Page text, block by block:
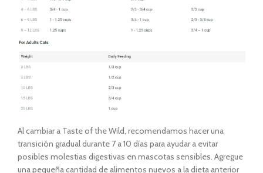
Al cambiar a Taste of the Wild, recomendamos hacer una
transición gradual durante 7 a 10 días para ayudar a evitar
posibles molestias digestivas en mascotas sensibles. Agregue
una pequeña cantidad de alimentos nuevos a la dieta anterior